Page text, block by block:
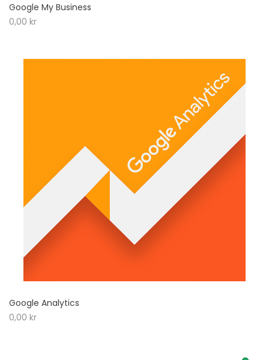
Google My Business
0,00 kr
Google Analytics
0,00 kr